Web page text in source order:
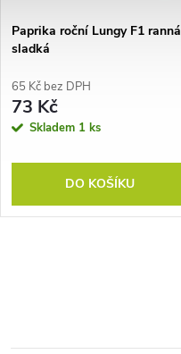
Paprika roční Lungy F1 ranná
sladká
65 Kč bez DPH
73 Kč
Skladem 1 ks
DO KOŠÍKU